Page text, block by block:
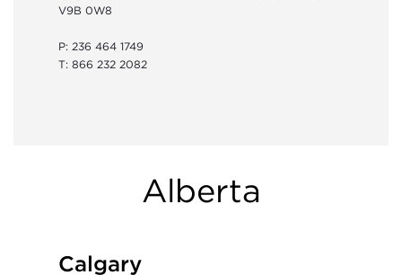
V9B 0W8
P: 236 464 1749
T: 866 232 2082
Alberta
Calgary